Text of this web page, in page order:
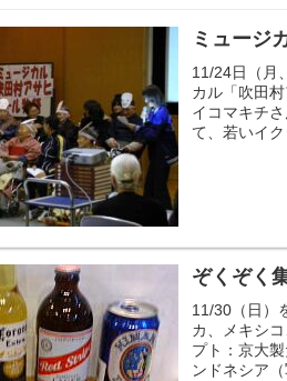
ミュージ
11/24日（月
カル「吹田
イコマキチ
て、若いイ
ぞくぞく
11/30（日）
カ、メキシ
プト：京大
ンドネシア